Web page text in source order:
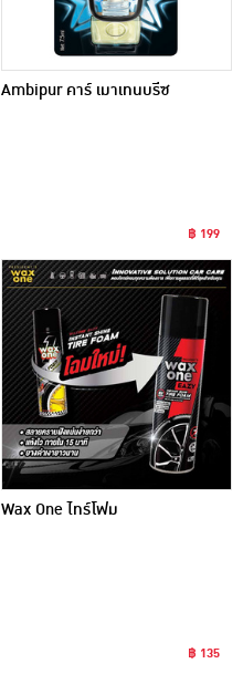
Ambipur คาร์ เมาเทนบรีซ
฿ 199
Wax One ไทร์โฟม
฿ 135